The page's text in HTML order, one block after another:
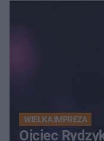
WIELKA IMPREZA
Ojciec